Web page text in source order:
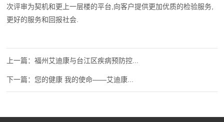
次评审为契机和更上一层楼的平台,向客户提供更加优质的检验服务,
更好的服务和回报社会.
福州艾迪康与台江区疾病预防控...
您的健康 我的使命——艾迪康...